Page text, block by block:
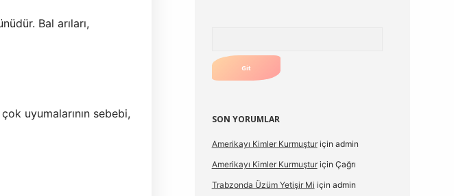
Bal arıları,
uyumalarının sebebi,
SON YORUMLAR
Amerikayı Kimler Kurmuşturiçin admin
Amerikayı Kimler Kurmuşturiçin Çağrı
Trabzonda Üzüm Yetişir Mi için admin